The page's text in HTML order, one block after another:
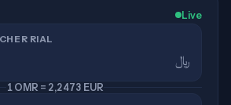
Live
RIAL
﷼
1 OMR = 2,2473 EUR